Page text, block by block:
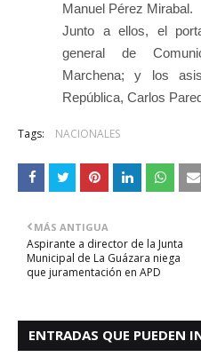
Manuel Pérez Mirabal.
Junto a ellos, el
general de
Marchena; y los
República, Carlos
Tags: NACIONALES
MÁS ANTIGUA
Aspirante a director de la Junta
Municipal de La Guázara niega
que juramentación en APD
ENTRADAS QUE PUEDEN